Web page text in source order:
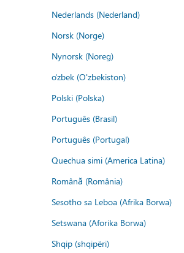
Nederlands (Nederland)
Norsk (Norge)
Nynorsk (Noreg)
o'zbek (O'zbekiston)
Polski (Polska)
Português (Brasil)
Português (Portugal)
Quechua simi (America Latina)
Română (România)
Sesotho sa Leboa (Afrika Borwa)
Setswana (Aforika Borwa)
Shqip (shqipëri)